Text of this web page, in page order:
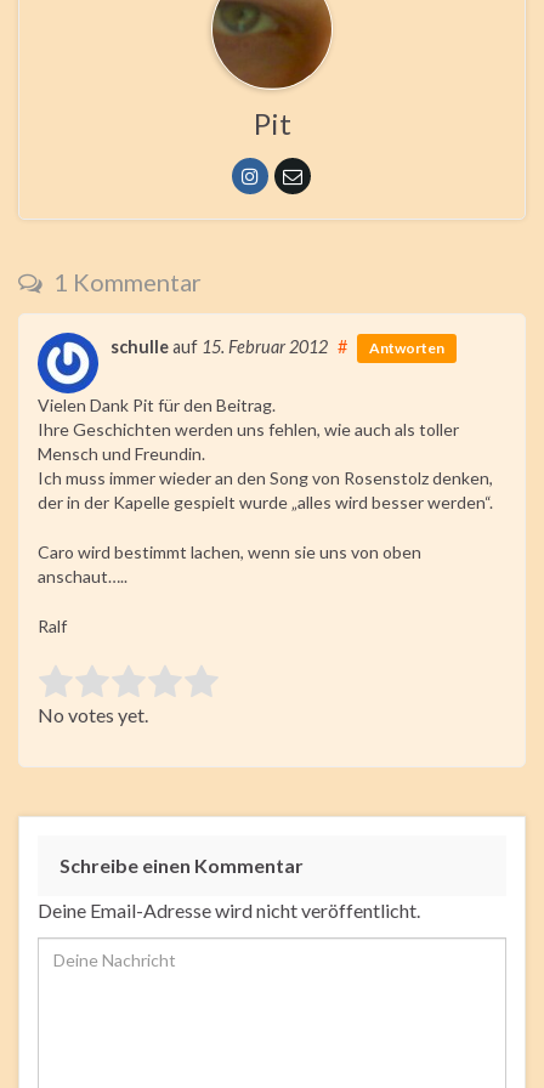
Pit
1 Kommentar
schulleauf 15. Februar 2012 # Antworten
Vielen Dank Pit für den Beitrag.
Ihre Geschichten werden uns fehlen, wie auch als toller
Mensch und Freundin.
Ich muss immer wieder an den Song von Rosenstolz denken,
der in der Kapelle gespielt wurde „alles wird besser werden“.
Caro wird bestimmt lachen, wenn sie uns von oben
anschaut…..
Ralf
Rate this item:
Submit Rating
No votes yet.
Schreibe einen Kommentar
Deine Email-Adresse wird nicht veröffentlicht.